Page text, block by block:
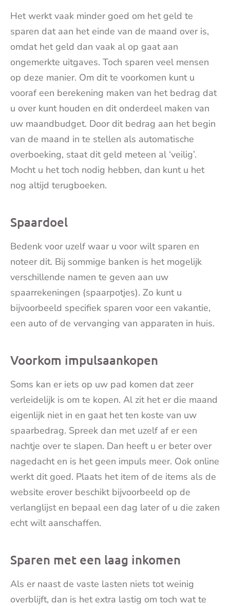
Het werkt vaak minder goed om het geld te
sparen dat aan het einde van de maand over is,
omdat het geld dan vaak al op gaat aan
ongemerkte uitgaves. Toch sparen veel mensen
op deze manier. Om dit te voorkomen kunt u
vooraf een berekening maken van het bedrag dat
u over kunt houden en dit onderdeel maken van
uw maandbudget. Door dit bedrag aan het begin
van de maand in te stellen als automatische
overboeking, staat dit geld meteen al ‘veilig’.
Mocht u het toch nodig hebben, dan kunt u het
nog altijd terugboeken.
Spaardoel
Bedenk voor uzelf waar u voor wilt sparen en
noteer dit. Bij sommige banken is het mogelijk
verschillende namen te geven aan uw
spaarrekeningen (spaarpotjes). Zo kunt u
bijvoorbeeld specifiek sparen voor een vakantie,
een auto of de vervanging van apparaten in huis.
Voorkom impulsaankopen
Soms kan er iets op uw pad komen dat zeer
verleidelijk is om te kopen. Al zit het er die maand
eigenlijk niet in en gaat het ten koste van uw
spaarbedrag. Spreek dan met uzelf af er een
nachtje over te slapen. Dan heeft u er beter over
nagedacht en is het geen impuls meer. Ook online
werkt dit goed. Plaats het item of de items als de
website erover beschikt bijvoorbeeld op de
verlanglijst en bepaal een dag later of u die zaken
echt wilt aanschaffen.
Sparen met een laag inkomen
Als er naast de vaste lasten niets tot weinig
overblijft, dan is het extra lastig om toch wat te